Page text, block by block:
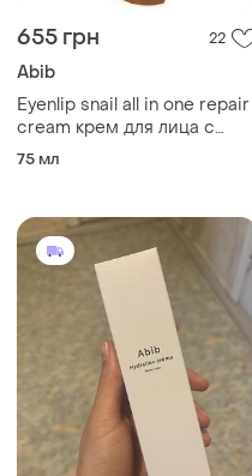
655 грн 22
Abib
Eyenlip snail all in one repair
cream крем для лица с
улиточным муцином
75 мл